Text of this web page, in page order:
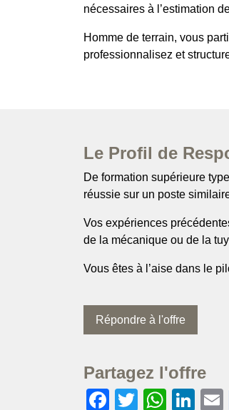
nécessaires à l’estimation
Homme de terrain, vous
professionnalisez et
Le Profil de
De formation supérieure
réussie sur un poste
Vos expériences
de la mécanique ou de la
Vous êtes à l’aise dans le
Répondre à l'offre
Partagez l'offre
Facebook
Twitter